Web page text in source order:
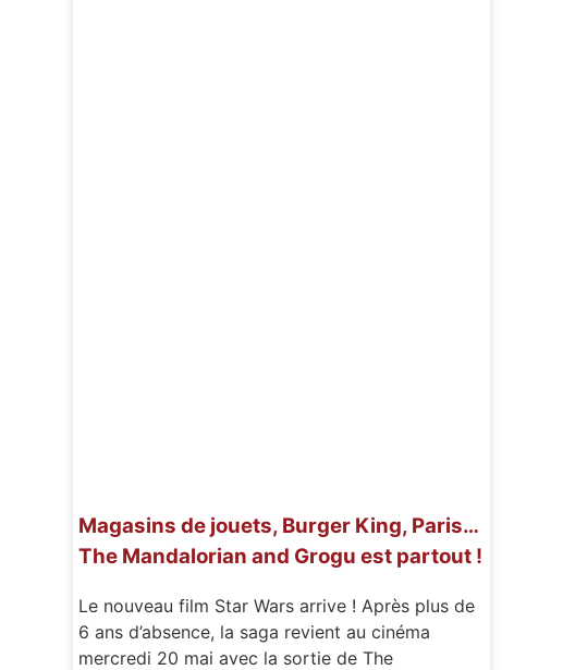
Magasins de jouets, Burger King, Paris…
The Mandalorian and Grogu est partout !
Le nouveau film Star Wars arrive ! Après plus de
6 ans d’absence, la saga revient au cinéma
mercredi 20 mai avec la sortie de The